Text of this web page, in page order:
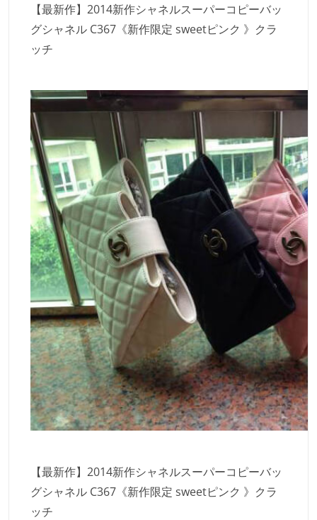
【最新作】2014新作シャネルスーパーコピーバッ
グシャネル C367《新作限定 sweetピンク 》クラ
ッチ
【最新作】2014新作シャネルスーパーコピーバッ
グシャネル C367《新作限定 sweetピンク 》クラ
ッチ